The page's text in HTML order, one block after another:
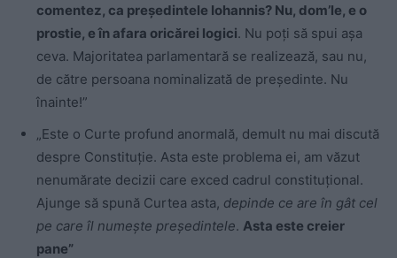
comentez, ca preşedintele Iohannis? Nu, dom’le, e o
prostie, e în afara oricărei logici. Nu poţi să spui aşa
ceva. Majoritatea parlamentară se realizează, sau nu,
de către persoana nominalizată de preşedinte. Nu
înainte!”
„Este o Curte profund anormală, demult nu mai discută
despre Constituţie. Asta este problema ei, am văzut
nenumărate decizii care exced cadrul constituţional.
Ajunge să spună Curtea asta, depinde ce are în gât cel
pe care îl numeşte preşedintele. Asta este creier
pane”